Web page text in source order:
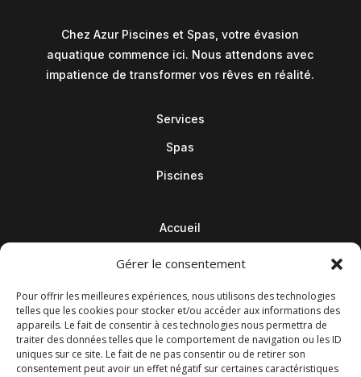
Gérer le consentement
Pour offrir les meilleures expériences, nous utilisons des technologies
telles que les cookies pour stocker et/ou accéder aux informations des
appareils. Le fait de consentir à ces technologies nous permettra de
traiter des données telles que le comportement de navigation ou les ID
uniques sur ce site. Le fait de ne pas consentir ou de retirer son
consentement peut avoir un effet négatif sur certaines caractéristiques
Chez Azur Piscines et Spas, votre évasion
aquatique commence ici. Nous attendons avec
impatience de transformer vos rêves en réalité.
Services
Spas
Piscines
Accueil